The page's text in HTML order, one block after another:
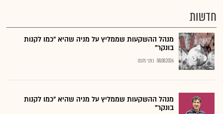
חדשות
מנהל ההשקעות שממליץ על מניה שהיא "כמו לקנות
בונקר"
08.08.2026 כתבי גלובס
מנהל ההשקעות שממליץ על מניה שהיא "כמו לקנות
בונקר"